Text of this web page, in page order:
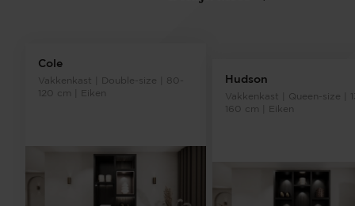
Cole
Vakkenkast | Double-size | 80-
120 cm | Eiken
Hudson
Vakkenkast | Queen-size |
160 cm | Eiken